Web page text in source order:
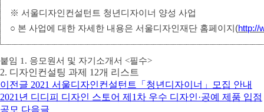
※ 서울디자인컨설턴트 청년디자이너 양성 사업
○ 본 사업에 대한 자세한 내용은 서울디자인재단 홈페이지 (http://
붙임 1. 응모원서 및 자기소개서 <필수>
2. 디자인컨설팅 과제 12개 리스트
이전글 2021 서울디자인컨설턴트「청년디자이너」모집 안내
2021년 디디피 디자인 스토어 제1차 우수 디자인·공예 제품 입점
공모 다음글